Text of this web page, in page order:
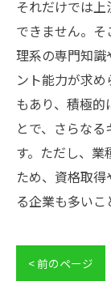
それだけでは
できません。
理系の専門知
ント能力が求
もあり、積極
とで、さらな
す。ただし、
ため、資格取
る企業も多いこ
< 前のページ